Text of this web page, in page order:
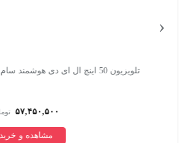
تلویزیون 50 اینچ ال ای دی هوشمند سام مدل UA50CU7750CC
۵۷,۴۵۰,۵۰۰ تومان
مشاهده و خرید
‹